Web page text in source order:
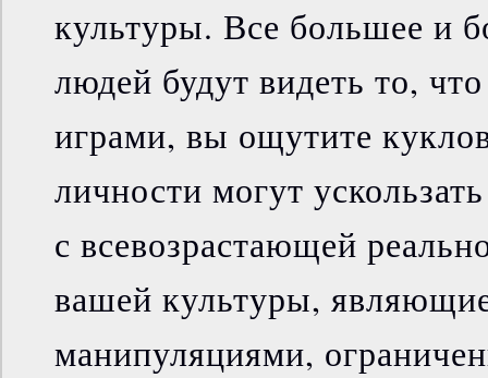
культуры. Все большее и
людей будут видеть то,
играми, вы ощутите
личности могут
с всевозрастающей
вашей культуры,
манипуляциями,